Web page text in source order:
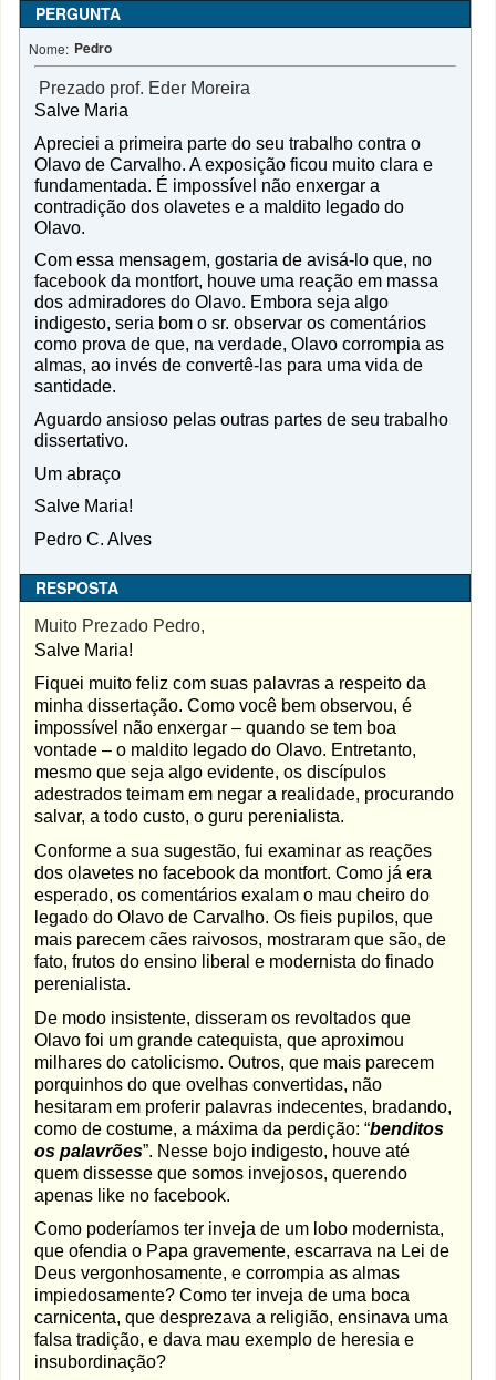
PERGUNTA
Nome: Pedro
Prezado prof. Eder Moreira
Salve Maria
Apreciei a primeira parte do seu trabalho contra o
Olavo de Carvalho. A exposição ficou muito clara e
fundamentada. É impossível não enxergar a
contradição dos olavetes e a maldito legado do
Olavo.
Com essa mensagem, gostaria de avisá-lo que, no
facebook da montfort, houve uma reação em massa
dos admiradores do Olavo. Embora seja algo
indigesto, seria bom o sr. observar os comentários
como prova de que, na verdade, Olavo corrompia as
almas, ao invés de convertê-las para uma vida de
santidade.
Aguardo ansioso pelas outras partes de seu trabalho
dissertativo.
Um abraço
Salve Maria!
Pedro C. Alves
RESPOSTA
Muito Prezado Pedro,
Salve Maria!
Fiquei muito feliz com suas palavras a respeito da
minha dissertação. Como você bem observou, é
impossível não enxergar – quando se tem boa
vontade – o maldito legado do Olavo. Entretanto,
mesmo que seja algo evidente, os discípulos
adestrados teimam em negar a realidade, procurando
salvar, a todo custo, o guru perenialista.
Conforme a sua sugestão, fui examinar as reações
dos olavetes no facebook da montfort. Como já era
esperado, os comentários exalam o mau cheiro do
legado do Olavo de Carvalho. Os fieis pupilos, que
mais parecem cães raivosos, mostraram que são, de
fato, frutos do ensino liberal e modernista do finado
perenialista.
De modo insistente, disseram os revoltados que
Olavo foi um grande catequista, que aproximou
milhares do catolicismo. Outros, que mais parecem
porquinhos do que ovelhas convertidas, não
hesitaram em proferir palavras indecentes, bradando,
como de costume, a máxima da perdição: “benditos
os palavrões”. Nesse bojo indigesto, houve até
quem dissesse que somos invejosos, querendo
apenas like no facebook.
Como poderíamos ter inveja de um lobo modernista,
que ofendia o Papa gravemente, escarrava na Lei de
Deus vergonhosamente, e corrompia as almas
impiedosamente? Como ter inveja de uma boca
carnicenta, que desprezava a religião, ensinava uma
falsa tradição, e dava mau exemplo de heresia e
insubordinação?